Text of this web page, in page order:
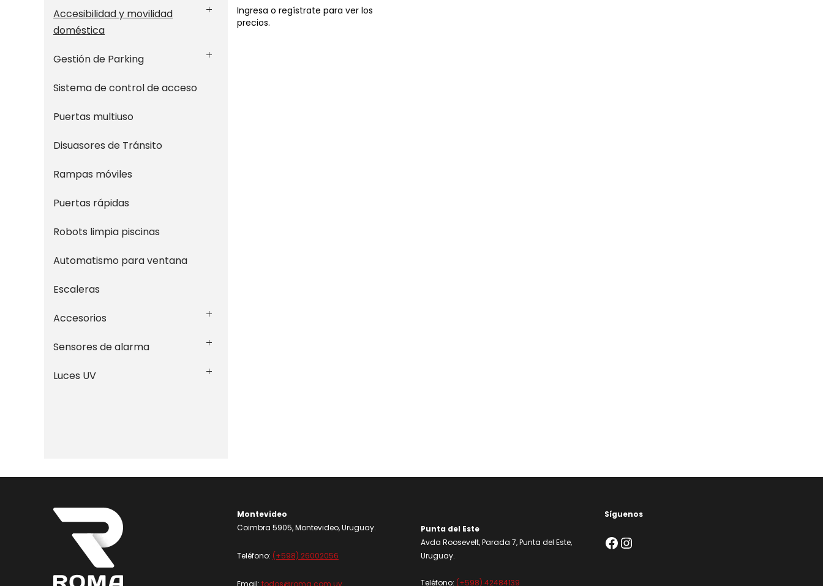
Ingresa o regístrate para ver los
precios.
Accesibilidad y movilidad
doméstica
Gestión de Parking
Sistema de control de acceso
Puertas multiuso
Disuasores de Tránsito
Rampas móviles
Puertas rápidas
Robots limpia piscinas
Automatismo para ventana
Escaleras
Accesorios
Sensores de alarma
Luces UV
Montevideo
Coimbra 5905, Montevideo, Uruguay.
Teléfono: (+598) 26002056
Email: todos@roma.com.uy
Punta del Este
Avda Roosevelt, Parada 7, Punta del Este,
Uruguay.
Teléfono: (+598) 42484139
Síguenos
Facebook
Instagram